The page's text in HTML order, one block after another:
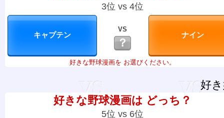
3位 vs 4位
VS
？
好きな野球漫画を お選びください。
好
好きな野球漫画は どっち？
5位 vs 6位